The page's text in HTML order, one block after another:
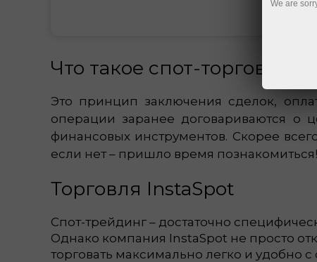
Что такое спот-торговля
Это принцип заключения сделок,
операции заранее договариваются о
финансовых инструментов. Скорее
если нет – пришло время познакомиться!
Торговля InstaSpot
Спот-трейдинг – достаточно
Однако компания InstaSpot не просто
торговать максимально легко и удобно
We are